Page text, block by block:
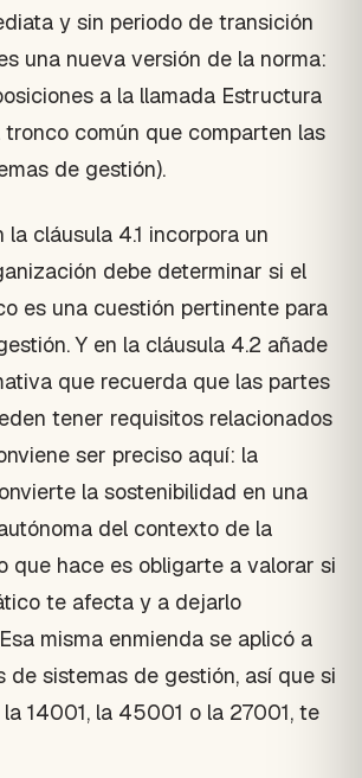
y sin periodo de transición
una nueva versión de la norma:
a la llamada Estructura
tronco común que comparten las
de gestión).
la cláusula 4.1 incorpora un
debe determinar si el
es una cuestión pertinente para
Y en la cláusula 4.2 añade
que recuerda que las partes
tener requisitos relacionados
ser preciso aquí: la
la sostenibilidad en una
del contexto de la
que hace es obligarte a valorar si
te afecta y a dejarlo
misma enmienda se aplicó a
de sistemas de gestión, así que si
14001, la 45001 o la 27001, te